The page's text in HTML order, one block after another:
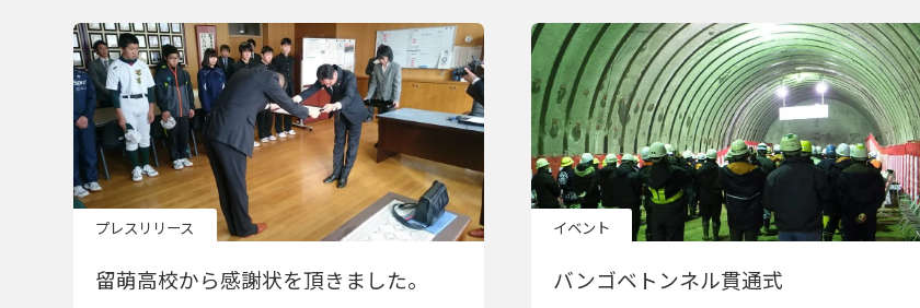
プレスリリース
留萌高校から感謝状を頂きました。
イベント
バンゴベトンネル貫通式